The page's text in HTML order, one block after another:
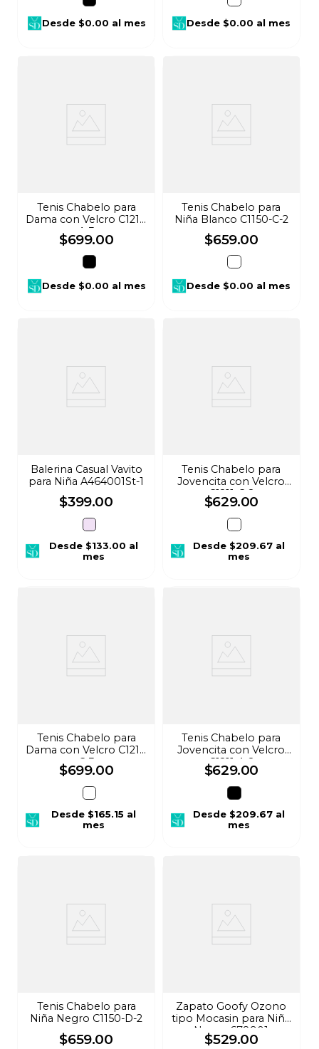
Desde$0.00 al mes Desde $0.00 al mes
Tenis Chabelo para
Dama con Velcro C1211-
A-3
$699.00
Desde$0.00 al mes
Tenis Chabelo para
Niña Blanco C1150-C-2
$659.00
Desde $0.00 al mes
Balerina Casual Vavito
para Niña A464001St-1
$399.00
Desde $133.00 al
mes
Tenis Chabelo para
Jovencita con Velcro
C1211-C-2
$629.00
Desde$209.67 al
mes
Tenis Chabelo para
Dama con Velcro C1211-
C-3
$699.00
Desde $165.15 al
mes
Tenis Chabelo para
Jovencita con Velcro
C1211-A-2
$629.00
Desde$209.67 al
mes
Tenis Chabelo para
Niña Negro C1150-D-2
$659.00
Zapato Goofy Ozono
tipo Mocasin para Niña
Negro 678901
$529.00